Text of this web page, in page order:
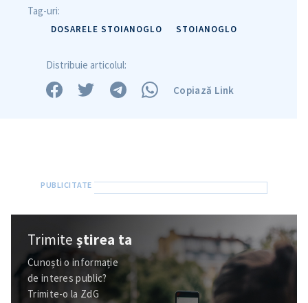
Tag-uri:
DOSARELE STOIANOGLO STOIANOGLO
Distribuie articolul:
Copiază Link
Trimiteștirea ta
Cunoști o informație
de interes public?
Trimite-o la ZdG